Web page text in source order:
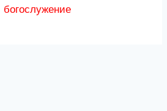
богослужение